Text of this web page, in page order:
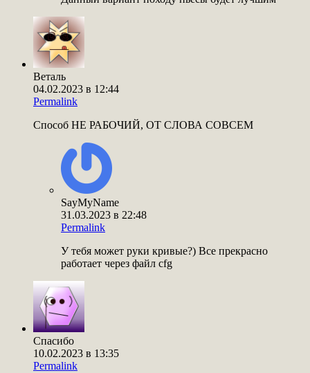
Веталь
04.02.2023 в 12:44
Permalink
Способ НЕ РАБОЧИЙ, ОТ СЛОВА СОВСЕМ
SayMyName
31.03.2023 в 22:48
Permalink
У тебя может руки кривые?) Все прекрасно
работает через файл cfg
Спасибо
10.02.2023 в 13:35
Permalink